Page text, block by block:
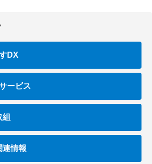
DX
ービス
連情報